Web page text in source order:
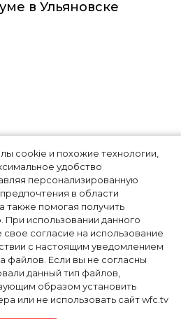
cookie и похожие технологии,
удобство
персонализированную
в области
также помогая получить
использовании данного
согласие на использование
с настоящим уведомлением
файлов. Если вы не согласны
данный тип файлов,
образом установить
или не использовать сайт wfc.tv
столицей российской
Подиум, байеры и 100
что
в Ульяновске